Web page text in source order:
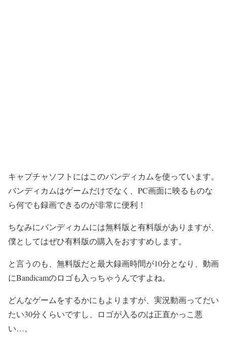
キャプチャソフトにはこのバンディカムを使っています。
バンディカムはゲームだけでなく、PC画面に映るものな
ら何でも録画できるのが非常に便利！
ちなみにバンディカムには無料版と有料版がありますが、
僕としてはぜひ有料版の購入をおすすめします。
と言うのも、無料版だと最大録画時間が10分となり、動画
にBandicamのロゴも入っちゃうんですよね。
どんなゲームをするかにもよりますが、実況動画ってだい
たい30分くらいですし、ロゴが入るのは正直かっこ悪
い…。